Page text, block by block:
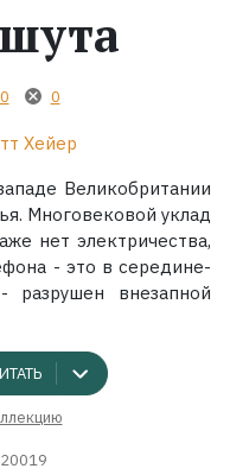
0 0
Хейер
Великобритании
Многовековой уклад
нет электричества,
- это в середине-
внезапной